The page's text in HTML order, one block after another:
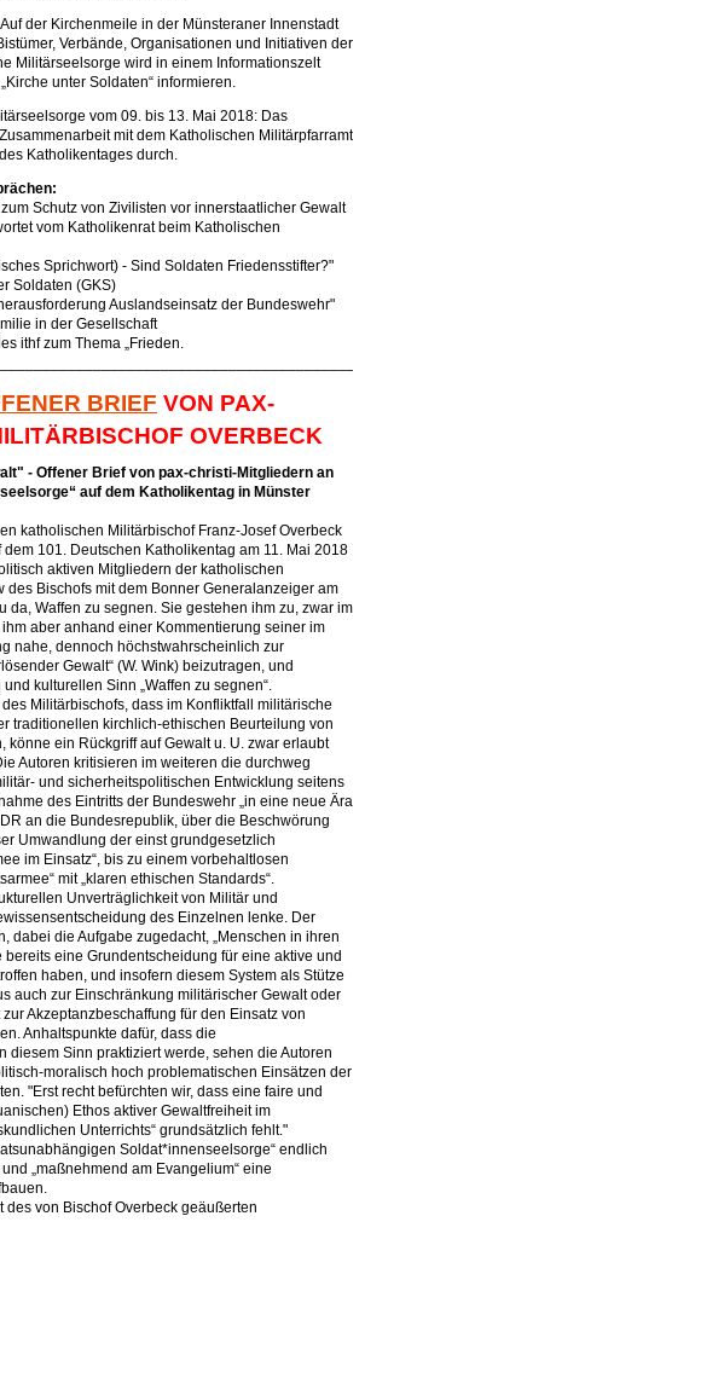
Auf der Kirchenmeile in der Münsteraner Innenstadt
Verbände, Organisationen und Initiativen der
Militärseelsorge wird in einem Informationszelt
unter Soldaten“ informieren.
vom 09. bis 13. Mai 2018: Das
mit dem Katholischen Militärpfarramt
Katholikentages durch.
Schutz von Zivilisten vor inner­staatlicher Gewalt
vom Katholikenrat beim Katholischen
Sprichwort) - Sind Soldaten Friedensstifter?"
Soldaten (GKS)
Auslandseinsatz der Bundeswehr"
in der Gesellschaft
ithf zum Thema „Frieden.
BRIEF VON PAX-
OVERBECK
- Offener Brief von pax-christi-Mitgliedern an
auf dem Katholikentag in Münster
katholischen Militärbischof Franz-Josef Overbeck
101. Deutschen Katholikentag am 11. Mai 2018
aktiven Mitgliedern der katholischen
Bischofs mit dem Bonner Generalanzeiger am
da, Waffen zu segnen. Sie gestehen ihm zu, zwar im
aber anhand einer Kommentierung seiner im
nahe, dennoch höchstwahrscheinlich zur
Gewalt“ (W. Wink) beizutragen, und
kulturellen Sinn „Waffen zu segnen“.
Militärbischofs, dass im Konfliktfall militärische
traditionellen kirchlich-ethischen Beurteilung von
ein Rückgriff auf Gewalt u. U. zwar erlaubt
Autoren kritisieren im weiteren die durchweg
und sicherheitspolitischen Entwicklung seitens
des Eintritts der Bundeswehr „in eine neue Ära
an die Bundesrepublik, über die Beschwörung
Umwandlung der einst grundgesetzlich
im Einsatz“, bis zu einem vorbehaltlosen
mit „klaren ethischen Standards“.
Unverträglichkeit von Militär und
des Einzelnen lenke. Der
dabei die Aufgabe zugedacht, „Menschen in ihren
eine Grundentscheidung für eine aktive und
haben, und insofern diesem System als Stütze
auch zur Einschränkung militärischer Gewalt oder
Akzeptanzbeschaffung für den Einsatz von
Anhaltspunkte dafür, dass die
Sinn praktiziert werde, sehen die Autoren
moralisch hoch problematischen Einsätzen der
"Erst recht befürchten wir, dass eine faire und
Ethos aktiver Gewaltfreiheit im
Unterrichts“ grundsätzlich fehlt."
Soldat*innenseelsorge“ endlich
„maßnehmend am Evangelium“ eine
des von Bischof Overbeck geäußerten